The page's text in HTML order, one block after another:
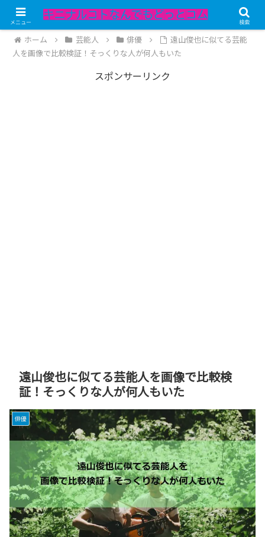
記事内にPRが含まれています。
ホーム 芸能人 俳優
遠山俊也に似てる芸能
人を画像で比較検証！そっくりな人が何人もいた
スポンサーリンク
遠山俊也に似てる芸能人を画像で比較検
証！そっくりな人が何人もいた
俳優
メニュー 検索